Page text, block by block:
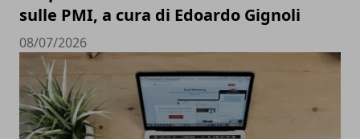
sulle PMI, a cura di Edoardo Gignoli
08/07/2026